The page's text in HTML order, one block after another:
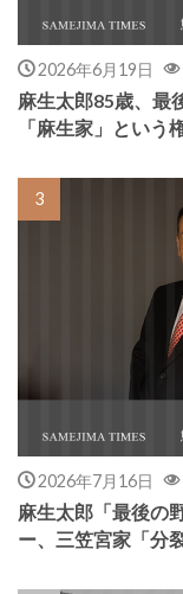
2026年6月19日
麻生太郎85歳、
「麻生家」という
2026年7月16日
麻生太郎「最後の
ー、三笠宮家「分